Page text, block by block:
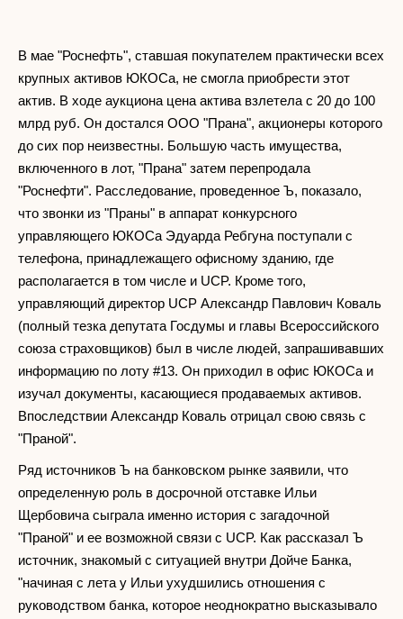
В мае "Роснефть", ставшая покупателем практически всех
крупных активов ЮКОСа, не смогла приобрести этот
актив. В ходе аукциона цена актива взлетела с 20 до 100
млрд руб. Он достался ООО "Прана", акционеры которого
до сих пор неизвестны. Большую часть имущества,
включенного в лот, "Прана" затем перепродала
"Роснефти". Расследование, проведенное Ъ, показало,
что звонки из "Праны" в аппарат конкурсного
управляющего ЮКОСа Эдуарда Ребгуна поступали с
телефона, принадлежащего офисному зданию, где
располагается в том числе и UCP. Кроме того,
управляющий директор UCP Александр Павлович Коваль
(полный тезка депутата Госдумы и главы Всероссийского
союза страховщиков) был в числе людей, запрашивавших
информацию по лоту #13. Он приходил в офис ЮКОСа и
изучал документы, касающиеся продаваемых активов.
Впоследствии Александр Коваль отрицал свою связь с
"Праной".
Ряд источников Ъ на банковском рынке заявили, что
определенную роль в досрочной отставке Ильи
Щербовича сыграла именно история с загадочной
"Праной" и ее возможной связи с UCP. Как рассказал Ъ
источник, знакомый с ситуацией внутри Дойче Банка,
"начиная с лета у Ильи ухудшились отношения с
руководством банка, которое неоднократно высказывало